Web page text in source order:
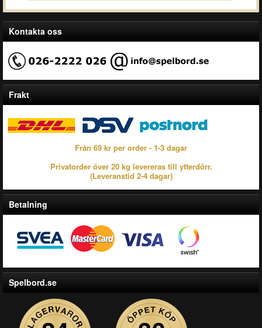
Kontakta oss
Frakt
Från 69 kr per order - 1-3 dagar
Privatorder över 20 kg levereras till ytterdörr.
(Leveranstid 2-4 dagar)
Betalning
Spelbord.se